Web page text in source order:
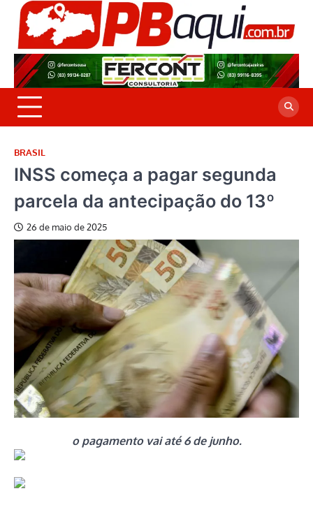
Skip
content
BRASIL
INSS começa a pagar segunda
parcela da antecipação do 13º
26 de maio de 2025
o pagamento vai até 6 de junho.